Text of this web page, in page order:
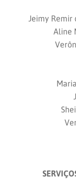
Jeimy Remir
Aline